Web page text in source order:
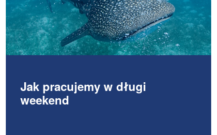
Jak pracujemy w długi
weekend